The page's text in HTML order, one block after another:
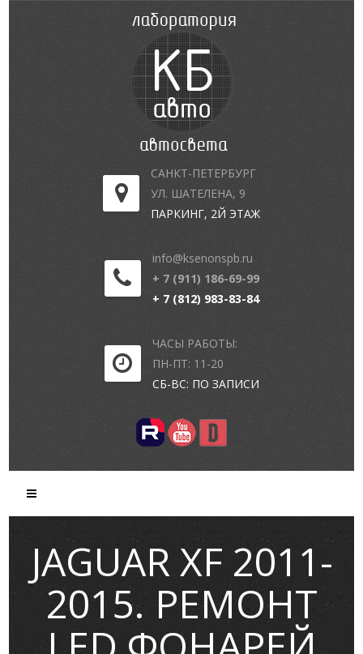
САНКТ-ПЕТЕРБУРГ
УЛ. ШАТЕЛЕНА, 9
ПАРКИНГ, 2Й ЭТАЖ
info@ksenonspb.ru
+ 7 (911) 186-69-99
+ 7 (812) 983-83-84
ЧАСЫ РАБОТЫ:
ПН-ПТ: 11-20
СБ-ВС: ПО ЗАПИСИ
JAGUAR XF 2011-
2015. РЕМОНТ